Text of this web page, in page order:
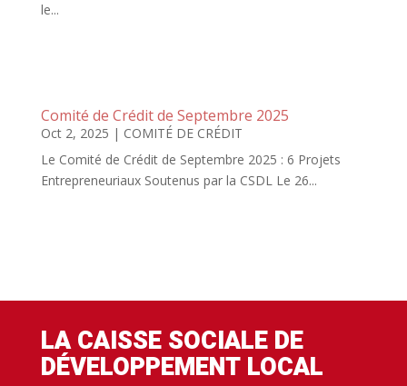
le...
Comité de Crédit de Septembre 2025
Oct 2, 2025 | COMITÉ DE CRÉDIT
Le Comité de Crédit de Septembre 2025 : 6 Projets
Entrepreneuriaux Soutenus par la CSDL Le 26...
LA CAISSE SOCIALE DE
DÉVELOPPEMENT LOCAL